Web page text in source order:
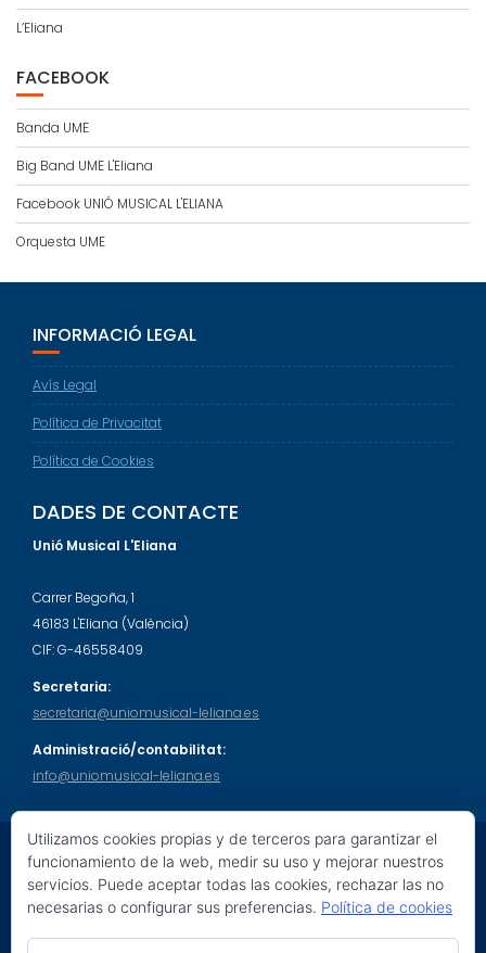
L’Eliana
FACEBOOK
Banda UME
Big Band UME L'Eliana
Facebook UNIÓ MUSICAL L'ELIANA
Orquesta UME
INFORMACIÓ LEGAL
Avís Legal
Política de Privacitat
Política de Cookies
DADES DE CONTACTE
Unió Musical L'Eliana
Carrer Begoña, 1
46183 L'Eliana (València)
CIF: G-46558409
Secretaria:
secretaria@uniomusical-leliana.es
Administració/contabilitat:
info@uniomusical-leliana.es
© 2026 Unió Musical L'Eliana. Tots els drets reservats.
Education Base porAcme Themes
Utilizamos cookies propias y de terceros para garantizar el
funcionamiento de la web, medir su uso y mejorar nuestros
servicios. Puede aceptar todas las cookies, rechazar las no
necesarias o configurar sus preferencias. Política de cookies